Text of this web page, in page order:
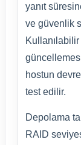
yanıt
ve güvenlik
hostun
test edilir.
Depolama
RAID